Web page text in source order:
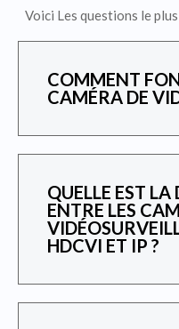
Voici Les questions le
COMMENT
CAMÉRA DE
QUELLE EST LA
ENTRE LES
HDCVI ET IP ?